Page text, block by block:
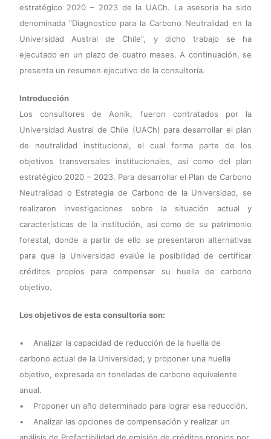
estratégico 2020 – 2023 de la UACh. La asesoría ha sido
denominada “Diagnostico para la Carbono Neutralidad en la
Universidad Austral de Chile”, y dicho trabajo se ha
ejecutado en un plazo de cuatro meses. A continuación, se
presenta un resumen ejecutivo de la consultoría.
Introducción
Los consultores de Aonik, fueron contratados por la
Universidad Austral de Chile (UACh) para desarrollar el plan
de neutralidad institucional, el cual forma parte de los
objetivos transversales institucionales, así como del plan
estratégico 2020 – 2023. Para desarrollar el Plan de Carbono
Neutralidad o Estrategia de Carbono de la Universidad, se
realizaron investigaciones sobre la situación actual y
características de la institución, así como de su patrimonio
forestal, donde a partir de ello se presentaron alternativas
para que la Universidad evalúe la posibilidad de certificar
créditos propios para compensar su huella de carbono
objetivo.
Los objetivos de esta consultoría son:
• Analizar la capacidad de reducción de la huella de
carbono actual de la Universidad, y proponer una huella
objetivo, expresada en toneladas de carbono equivalente
anual.
• Proponer un año determinado para lograr esa reducción.
• Analizar las opciones de compensación y realizar un